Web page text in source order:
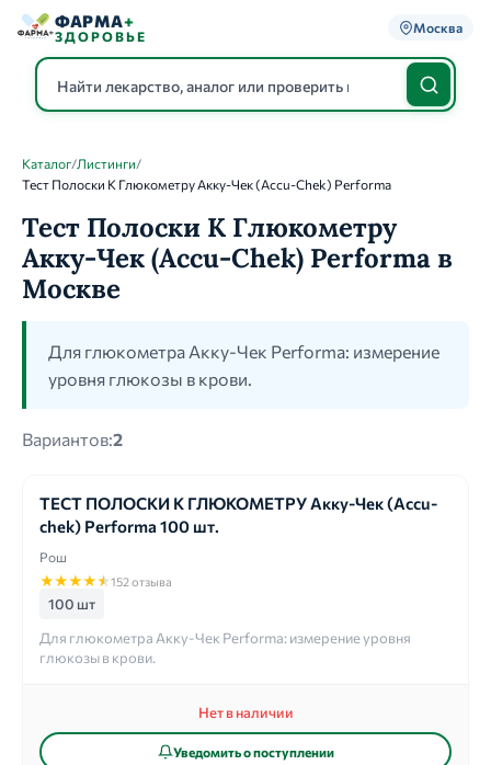
ФАРМА+
ЗДОРОВЬЕ
Москва
Каталог
Каталог/Листинги/
Тест Полоски К Глюкометру Акку-Чек (Accu-Chek) Performa
Тест Полоски К Глюкометру
Акку-Чек (Accu-Chek) Performa в
Москве
Для глюкометра Акку-Чек Performa: измерение
уровня глюкозы в крови.
Вариантов:2
ТЕСТ ПОЛОСКИ К ГЛЮКОМЕТРУ Акку-Чек (Accu-
chek) Performa 100 шт.
Рош
★★★★★152 отзыва
100 шт
Для глюкометра Акку-Чек Performa: измерение уровня
глюкозы в крови.
Нет в наличии
Уведомить о поступлении